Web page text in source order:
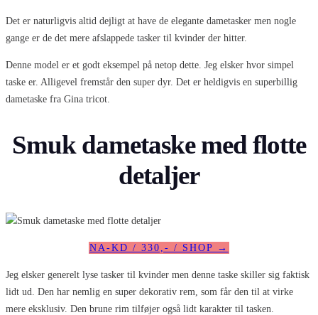
Det er naturligvis altid dejligt at have de elegante dametasker men nogle
gange er de det mere afslappede tasker til kvinder der hitter.
Denne model er et godt eksempel på netop dette. Jeg elsker hvor simpel
taske er. Alligevel fremstår den super dyr. Det er heldigvis en superbillig
dametaske fra Gina tricot.
Smuk dametaske med flotte
detaljer
NA-KD / 330,- / SHOP →
Jeg elsker generelt lyse tasker til kvinder men denne taske skiller sig faktisk
lidt ud. Den har nemlig en super dekorativ rem, som får den til at virke
mere eksklusiv. Den brune rim tilføjer også lidt karakter til tasken.